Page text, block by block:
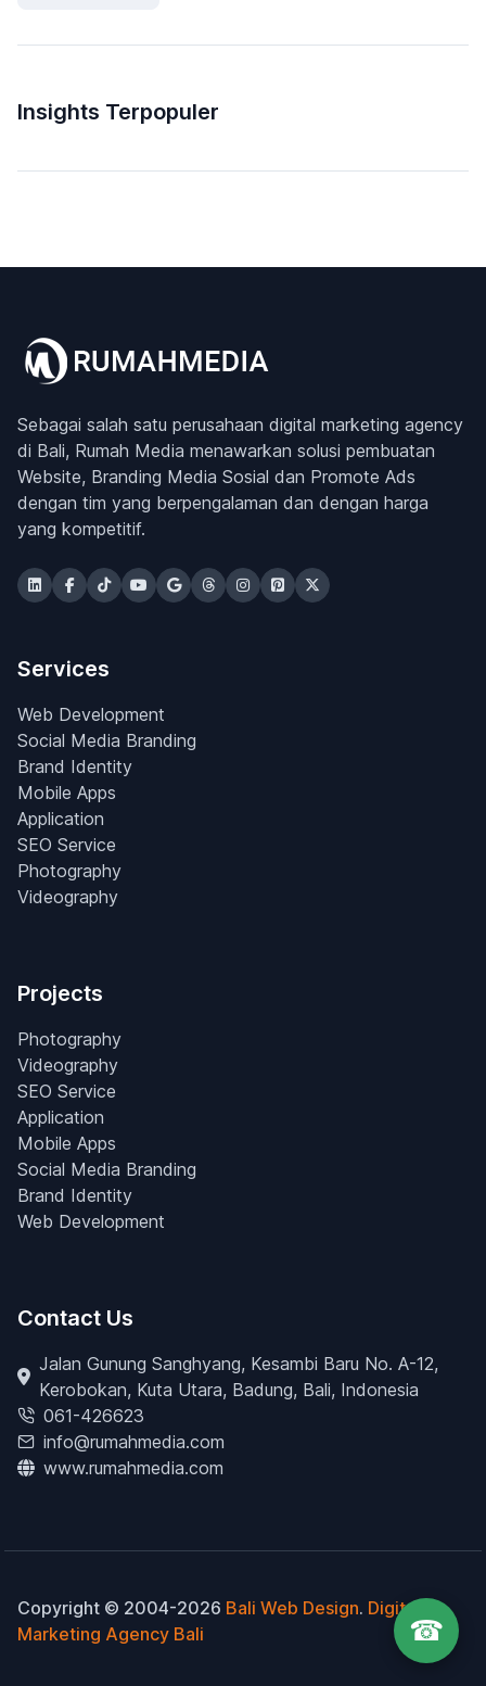
Insights Terpopuler
Sebagai salah satu perusahaan digital marketing agency
di Bali, Rumah Media menawarkan solusi pembuatan
Website, Branding Media Sosial dan Promote Ads
dengan tim yang berpengalaman dan dengan harga
yang kompetitif.
Services
Web Development
Social Media Branding
Brand Identity
Mobile Apps
Application
SEO Service
Photography
Videography
Projects
Photography
Videography
SEO Service
Application
Mobile Apps
Social Media Branding
Brand Identity
Web Development
Contact Us
Jalan Gunung Sanghyang, Kesambi Baru No. A-12,
Kerobokan, Kuta Utara, Badung, Bali, Indonesia
061-426623
info@rumahmedia.com
www.rumahmedia.com
Copyright © 2004-2026 Bali Web Design. Digital
Marketing Agency Bali
☎